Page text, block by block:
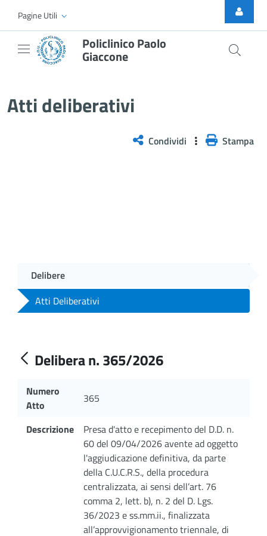
Skip to Main Content
Pagine Utili
Policlinico Paolo
Giaccone
Atti deliberativi
Condividi Stampa
Delibere
Atti Deliberativi
Delibera n. 365/2026
Numero
Atto
365
Descrizione
Presa d'atto e recepimento del D.D. n.
60 del 09/04/2026 avente ad oggetto
l'aggiudicazione definitiva, da parte
della C.U.C.R.S., della procedura
centralizzata, ai sensi dell’art. 76
comma 2, lett. b), n. 2 del D. Lgs.
36/2023 e ss.mm.ii., finalizzata
all’approvvigionamento triennale, di